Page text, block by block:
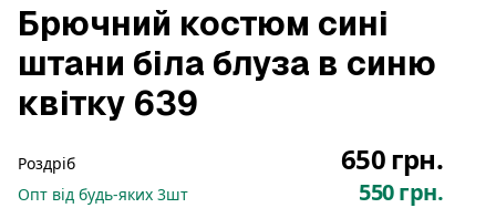
Брючний костюм сині
штани біла блуза в синю
квітку 639
Роздріб 650 грн.
Опт від будь-яких 3шт 550 грн.